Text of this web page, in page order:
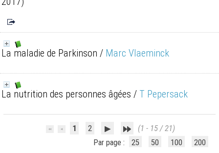
La maladie de Parkinson / Marc Vlaeminck
La nutrition des personnes âgées / T Pepersack
1 2
(1 - 15 / 21)
Par page :
25 50 100 200